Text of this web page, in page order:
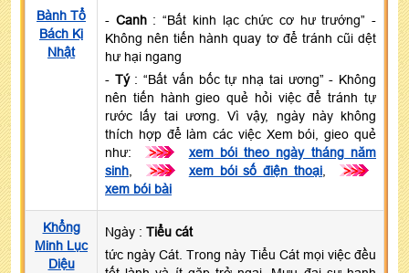
Bành Tổ
Bách Kị
Nhật
- Canh: “Bất kinh lạc chức cơ hư trướng” -
Không nên tiến hành quay tơ để tránh cũi dệt
hư hại ngang
- Tý: “Bất vấn bốc tự nhạ tai ương” - Không
nên tiến hành gieo quẻ hỏi việc để tránh tự
rước lấy tai ương. Vì vậy, ngày này không
thích hợp để làm các việc Xem bói, gieo quẻ
như:
>>>
xem bói theo ngày tháng năm
sinh
>>> xem bói số điện thoại
>>>
xem bói bài
Khổng
Minh Lục
Diệu
Ngày : Tiểu cát
tức ngày Cát. Trong này Tiểu Cát mọi việc đều